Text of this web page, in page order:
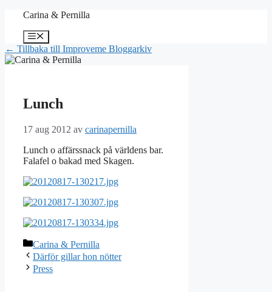
Hoppa
innehåll
Carina & Pernilla
Meny
← Tillbaka till Improveme Bloggarkiv
Lunch
17 aug 2012 av carinapernilla
Lunch o affärssnack på världens bar.
Falafel o bakad med Skagen.
Kategorier
Carina & Pernilla
Därför gillar hon nötter
Press